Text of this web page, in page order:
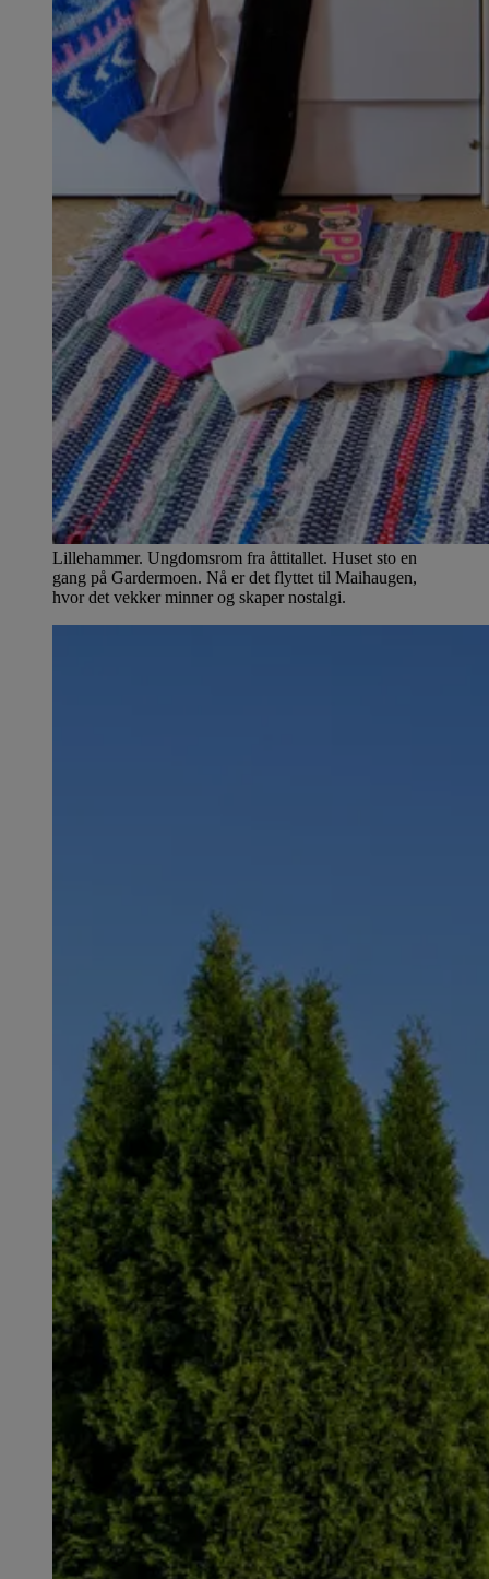
Lillehammer. Ungdomsrom fra åttitallet. Huset sto en
gang på Gardermoen. Nå er det flyttet til Maihaugen,
hvor det vekker minner og skaper nostalgi.